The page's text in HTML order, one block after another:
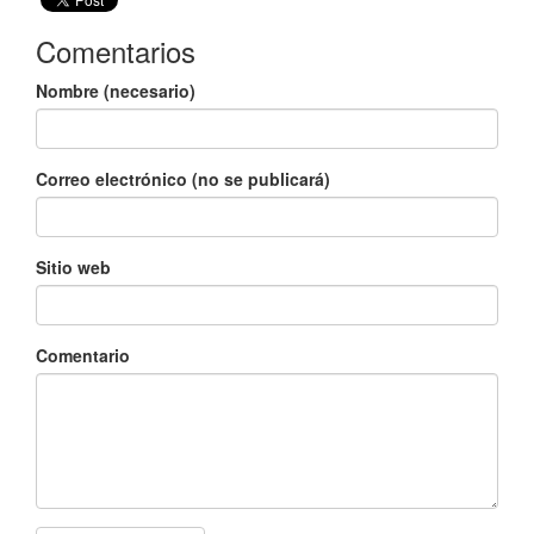
Comentarios
Nombre (necesario)
Correo electrónico (no se publicará)
Sitio web
Comentario